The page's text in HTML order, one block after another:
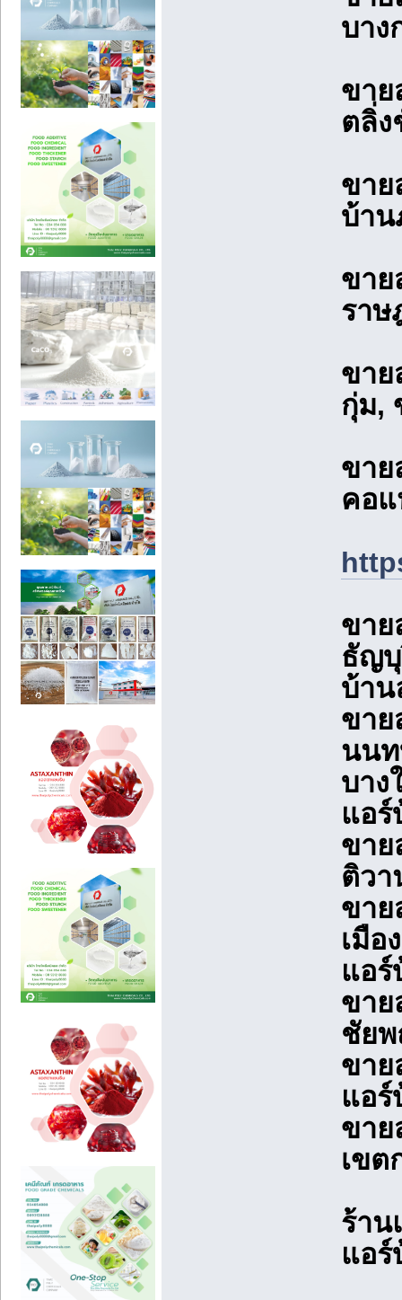
บาง
ขาย
ตลิ่ง
ขาย
บ้าน
ขาย
ราษ
ขาย
กุ่ม,
ขาย
คอแ
ขาย
ธัญบุ
บ้าน
ขาย
นนท
บาง
แอร์
ขาย
ติวา
ขาย
เมือ
แอ
ขาย
ชัย
ขาย
แอร์
ขาย
เขต
ร้าน
แอร์